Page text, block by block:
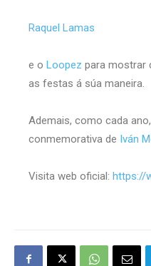
Raquel Lamas
e o Loopez para mostrar
as festas á súa maneira.
Ademais, como cada
conmemorativa de Iván
Visita web oficial: https://